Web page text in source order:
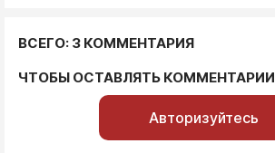
ВСЕГО: 3 КОММЕНТАРИЯ
ЧТОБЫ ОСТАВЛЯТЬ КОММЕНТАРИИ
Авторизуйтесь